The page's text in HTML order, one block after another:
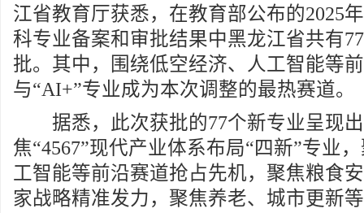
江省教育厅获悉，在教育部公布的2025
科专业备案和审批结果中黑龙江省共有
批。其中，围绕低空经济、人工智能等
与“AI+”专业成为本次调整的最热赛道。
据悉，此次获批的77个新专业呈现出
焦“4567”现代产业体系布局“四新”专业
工智能等前沿赛道抢占先机，聚焦粮食
家战略精准发力，聚焦养老、城市更新